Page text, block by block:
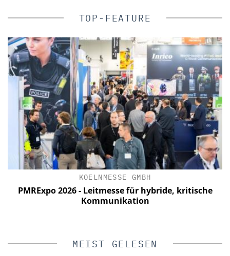
TOP-FEATURE
KOELNMESSE GMBH
PMRExpo 2026 - Leitmesse für hybride, kritische
Kommunikation
MEIST GELESEN